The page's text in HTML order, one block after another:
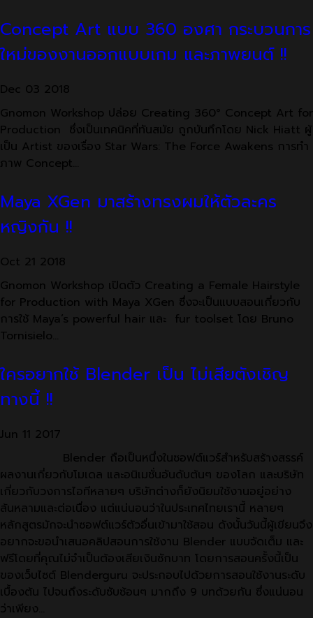
Concept Art แบบ 360 องศา กระบวนการ
ใหม่ของงานออกแบบเกม และภาพยนต์ !!
Dec 03 2018
Gnomon Workshop ปล่อย Creating 360° Concept Art for
Production ซึ่งเป็นเทคนิคที่ทันสมัย ถูกบันทึกโดย Nick Hiatt ผู้
เป็น Artist ของเรื่อง Star Wars: The Force Awakens การทำ
ภาพ Concept…
Maya XGen มาสร้างทรงผมให้ตัวละคร
หญิงกัน !!
Oct 21 2018
Gnomon Workshop เปิดตัว Creating a Female Hairstyle
for Production with Maya XGen ซึ่งจะเป็นแบบสอนเกี่ยวกับ
การใช้ Maya’s powerful hair และ fur toolset โดย Bruno
Tornisielo…
ใครอยากใช้ Blender เป็น ไม่เสียตังเชิญ
ทางนี้ !!
Jun 11 2017
Blender ถือเป็นหนึ่งในซอฟต์แวร์สำหรับสร้างสรรค์
ผลงานเกี่ยวกับโมเดล และอนิเมชั่นอันดับต้นๆ ของโลก และบริษัท
เกี่ยวกับวงการไอทีหลายๆ บริษัทต่างก็ยังนิยมใช้งานอยู่อย่าง
ล้นหลามและต่อเนื่อง แต่แน่นอนว่าในประเทศไทยเรานี้ หลายๆ
หลักสูตรมักจะนำซอฟต์แวร์ตัวอื่นเข้ามาใช้สอน ดังนั้นวันนี้ผู้เขียนจึง
อยากจะขอนำเสนอคลิปสอนการใช้งาน Blender แบบจัดเต็ม และ
ฟรีโดยที่คุณไม่จำเป็นต้องเสียเงินซักบาท โดยการสอนครั้งนี้เป็น
ของเว็บไซต์ Blenderguru จะประกอบไปด้วยการสอนใช้งานระดับ
เบื้องต้น ไปจนถึงระดับซับซ้อนๆ มากถึง 9 บทด้วยกัน ซึ่งแน่นอน
ว่าเพียง…